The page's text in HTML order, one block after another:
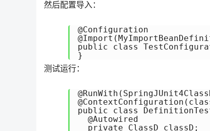
然后配置导入：
@Configuration
public class
}
测试运行：
public class
  @Autowired
  private ClassD classD;